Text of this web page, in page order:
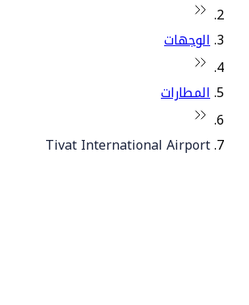
الوجهات
المطارات
Tivat International Airport